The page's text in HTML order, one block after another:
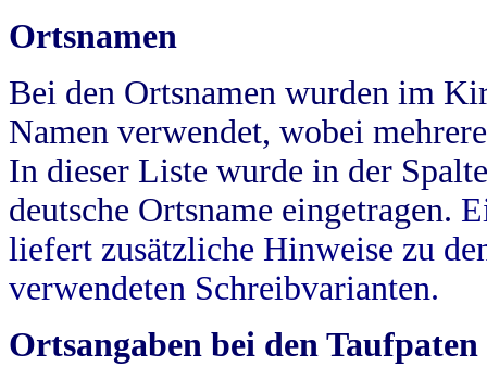
Ortsnamen
Bei den Ortsnamen wurden im
Namen verwendet, wobei
In dieser Liste wurde in der
deutsche Ortsname eingetragen.
liefert zusätzliche Hinweise zu
verwendeten Schreibvarianten.
Ortsangaben bei den Taufpaten